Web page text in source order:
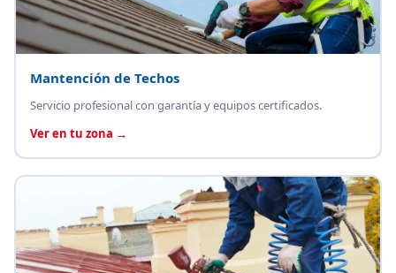
Mantención de Techos
Servicio profesional con garantía y equipos certificados.
Ver en tu zona →